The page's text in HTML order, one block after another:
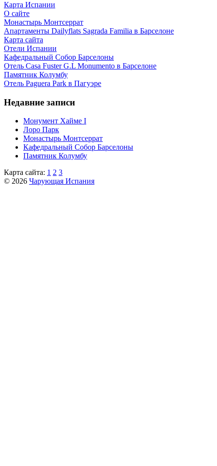
Карта Испании
О сайте
Монастырь Монтсеррат
Апартаменты Dailyflats Sagrada Familia в Барселоне
Карта сайта
Отели Испании
Кафeдрaльный Собор Барселоны
Отель Casa Fuster G.L Monumento в Барселоне
Пaмятник Колумбу
Отель Paguera Park в Пагуэре
Недавние записи
Монумент Хайме I
Лоро Парк
Монастырь Монтсеррат
Кафeдрaльный Собор Барселоны
Пaмятник Колумбу
Карта сайта: 1 2 3
© 2026 Чарующая Испания